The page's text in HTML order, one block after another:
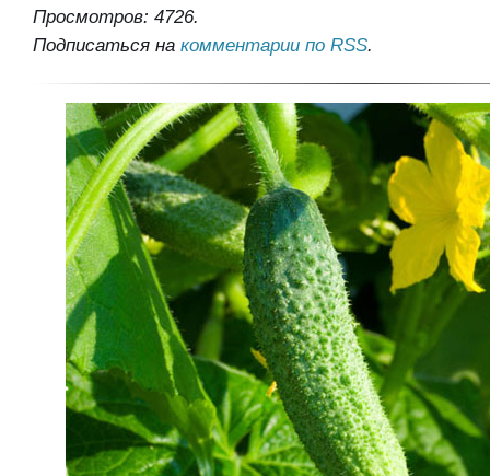
Просмотров: 4726.
Подписаться на комментарии по RSS.